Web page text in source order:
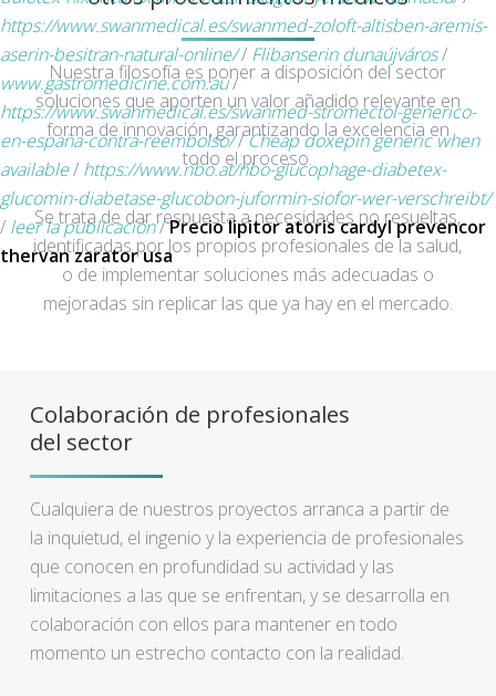
https://www.swanmedical.es/swanmed-zoloft-altisben-aremis-
aserin-besitran-natural-online// Flibanserin dunaújváros/
www.gastromedicine.com.au/
https://www.swanmedical.es/swanmed-stromectol-generico-
en-españa-contra-reembolso//Cheap doxepin generic when
available/ https://www.nbo.at/nbo-glucophage-diabetex-
glucomin-diabetase-glucobon-juformin-siofor-wer-verschreibt/
/ leer la publicación/Precio lipitor atoris cardyl prevencor
thervan zarator usa
Nuestra filosofía es poner a disposición del sector
soluciones que aporten un valor añadido relevante en
forma de innovación, garantizando la excelencia en
todo el proceso.
Se trata de dar respuesta a necesidades no resueltas,
identificadas por los propios profesionales de la salud,
o de implementar soluciones más adecuadas o
mejoradas sin replicar las que ya hay en el mercado.
Colaboración de profesionales
del sector
Cualquiera de nuestros proyectos arranca a partir de
la inquietud, el ingenio y la experiencia de profesionales
que conocen en profundidad su actividad y las
limitaciones a las que se enfrentan, y se desarrolla en
colaboración con ellos para mantener en todo
momento un estrecho contacto con la realidad.